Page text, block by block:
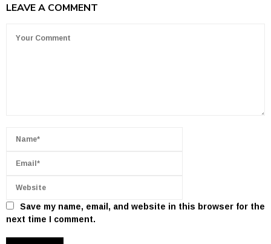
LEAVE A COMMENT
Save my name, email, and website in this browser for the
next time I comment.